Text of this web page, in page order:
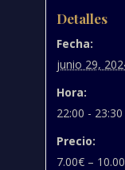
Detalles
Fecha:
junio 29,
Hora:
22:00 - 23:30
Precio:
7.00€ –